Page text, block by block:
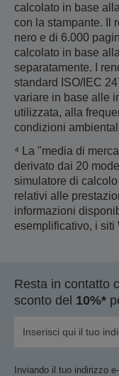
calcolato in base
con la stampante. Il
nero e di 6.000
calcolato in base
separatamente. I
standard ISO/IEC
variare in base alle
utilizzata, alla
condizioni
⁴ La "media di
derivato dai 20
simulatore di
relativi alle
informazioni
esemplificativo, i siti
Resta in contatto
sconto del 10%*
Inviando il tuo indirizzo